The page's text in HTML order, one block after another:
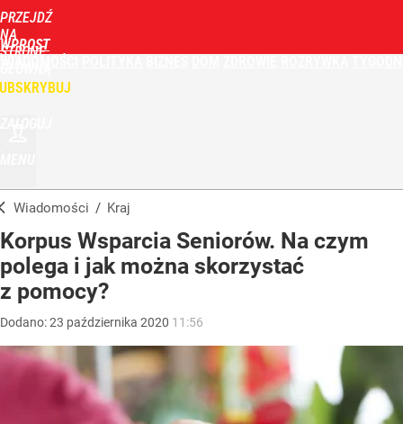
PRZEJDŹ
NA
STRONĘ
WPROST
Wiadomości / Kraj
Korpus Wsparcia Seniorów. Na czym
polega i jak można skorzystać
z pomocy?
Dodano:23 października 2020 11:56